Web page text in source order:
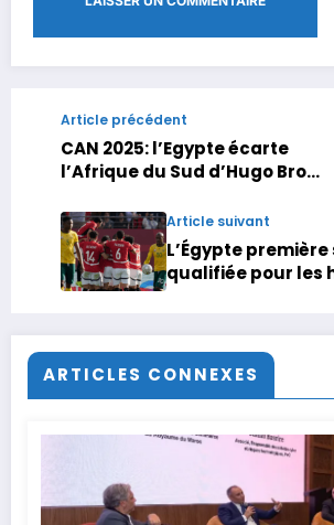
Article précédent
CAN 2025: l’Egypte écarte
l’Afrique du Sud d’Hugo Broos
Article suivant
L’Égypte
qualifiée pour les
Sud
ARTICLES CONNEXES